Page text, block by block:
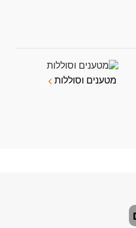
מטענים וסוללות